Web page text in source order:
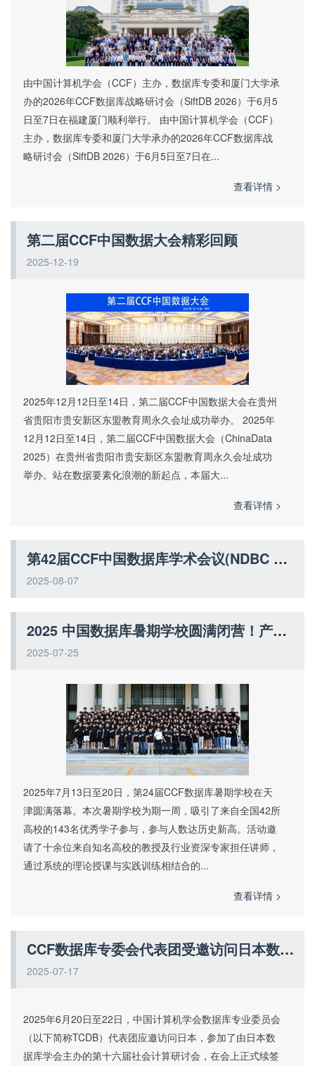
由中国计算机学会（CCF）主办，数据库专委和厦门大学承
办的2026年CCF数据库战略研讨会（SiftDB 2026）于6月5
日至7日在福建厦门顺利举行。 由中国计算机学会（CCF）
主办，数据库专委和厦门大学承办的2026年CCF数据库战
略研讨会（SiftDB 2026）于6月5日至7日在...
查看详情 >
第二届CCF中国数据大会精彩回顾
2025-12-19
2025年12月12日至14日，第二届CCF中国数据大会在贵州
省贵阳市贵安新区东盟教育周永久会址成功举办。 2025年
12月12日至14日，第二届CCF中国数据大会（ChinaData
2025）在贵州省贵阳市贵安新区东盟教育周永久会址成功
举办。站在数据要素化浪潮的新起点，本届大...
查看详情 >
第42届CCF中国数据库学术会议(NDBC 2025)在长春举行
2025-08-07
2025 中国数据库暑期学校圆满闭营！产学共育数据库创新人才
2025-07-25
2025年7月13日至20日，第24届CCF数据库暑期学校在天
津圆满落幕。本次暑期学校为期一周，吸引了来自全国42所
高校的143名优秀学子参与，参与人数达历史新高。活动邀
请了十余位来自知名高校的教授及行业资深专家担任讲师，
通过系统的理论授课与实践训练相结合的...
查看详情 >
CCF数据库专委会代表团受邀访问日本数据库学会并签署合作备忘录
2025-07-17
2025年6月20日至22日，中国计算机学会数据库专业委员会
（以下简称TCDB）代表团应邀访问日本，参加了由日本数
据库学会主办的第十六届社会计算研讨会，在会上正式续签